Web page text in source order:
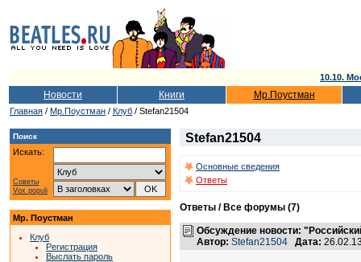
10.10.
Новости Книги Мр.Поустман
Главная / Мр.Поустман / Клуб / Stefan21504
Поиск
Искать:
Советы
Vox populi
Мр. Поустман
Клуб
Регистрация
Выслать пароль
Stefan21504
Основные сведения
Ответы
Ответы / Все форумы (7)
Обсуждение новости:
Автор: Stefan21504 Дата: